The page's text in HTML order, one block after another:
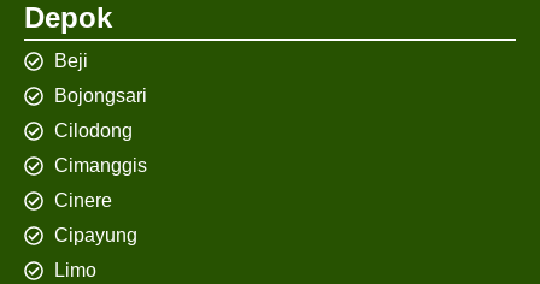
Depok
Beji
Bojongsari
Cilodong
Cimanggis
Cinere
Cipayung
Limo